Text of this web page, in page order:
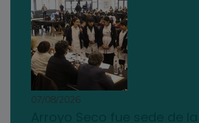
07/08/2026